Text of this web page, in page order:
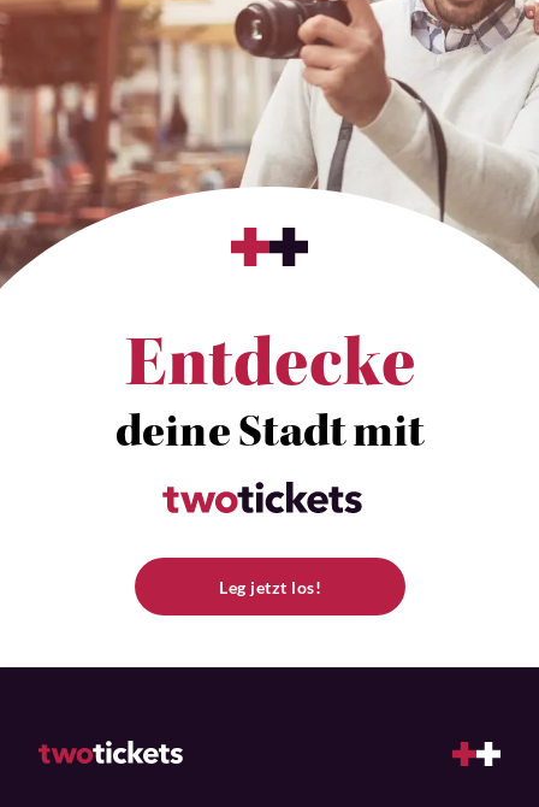
Entdecke
deine Stadt mit
Leg jetzt los!